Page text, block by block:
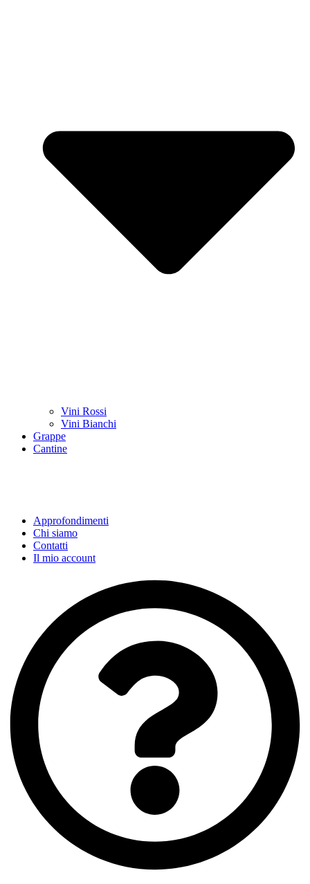
Vini Rossi
Vini Bianchi
Grappe
Cantine
Approfondimenti
Chi siamo
Contatti
Il mio account